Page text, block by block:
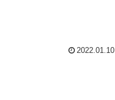
2022.01.10